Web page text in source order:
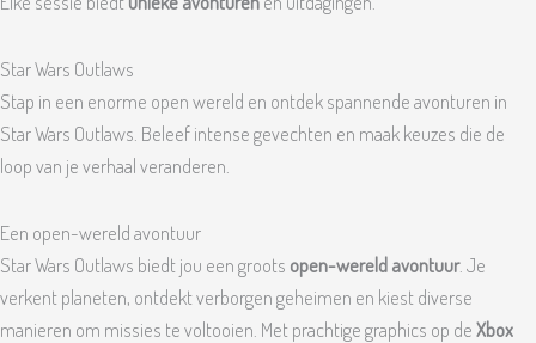
Star Wars Outlaws
Stap in een enorme open wereld en ontdek spannende avonturen in
Star Wars Outlaws. Beleef intense gevechten en maak keuzes die de
loop van je verhaal veranderen.
Een open-wereld avontuur
Star Wars Outlaws biedt jou een groots open-wereld avontuur. Je
verkent planeten, ontdekt verborgen geheimen en kiest diverse
manieren om missies te voltooien. Met prachtige graphics op deXbox